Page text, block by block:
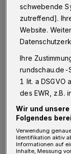
Ein gutes Dutzend
verbrachte dort
Foto: Thomas Schulz
Von Jörn
D er BHC
Julian
Massoud
schwebende
zutreffend].
Website.
Ihre
rundschau.de-
1 lit. a DSGVO
des EWR, z.B.
Wir und
Folgendes
Verwendung
Identifikation aktiv
Informationen auf
Inhalte, Messung